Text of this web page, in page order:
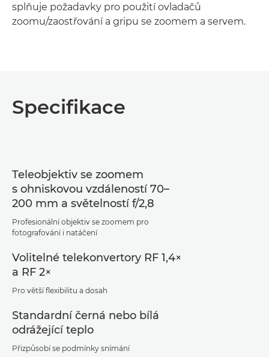
splňuje požadavky pro použití ovladačů
zoomu/zaostřování a gripu se zoomem a servem.
Specifikace
Teleobjektiv se zoomem
s ohniskovou vzdáleností 70–
200 mm a světelností f/2,8
Profesionální objektiv se zoomem pro
fotografování i natáčení
Volitelné telekonvertory RF 1,4×
a RF 2×
Pro větší flexibilitu a dosah
Standardní černá nebo bílá
odrážející teplo
Přizpůsobí se podmínky snímání